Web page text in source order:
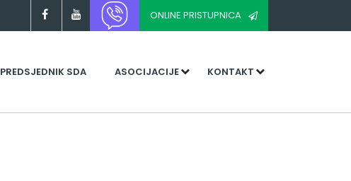
ONLINE PRISTUPNICA
PREDSJEDNIK SDA ASOCIJACIJE KONTAKT